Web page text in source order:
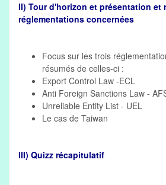
II) Tour d'horizon et présentation et
réglementations concernées
Focus sur les trois
résumés de celles-ci :
Export Control Law -ECL
Anti Foreign Sanctions Law -
Unreliable Entity List - UEL
Le cas de Taiwan
III) Quizz récapitulatif